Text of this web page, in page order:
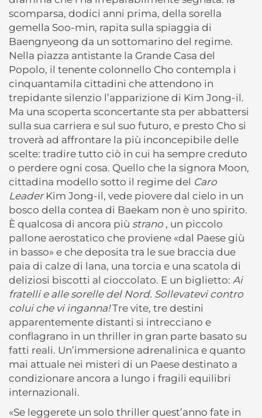
scomparsa, dodici anni prima, della sorella
gemella Soo-min, rapita sulla spiaggia di
Baengnyeong da un sottomarino del regime.
Nella piazza antistante la Grande Casa del
Popolo, il tenente colonnello Cho contempla i
cinquantamila cittadini che attendono in
trepidante silenzio l’apparizione di Kim Jong-il.
Ma una scoperta sconcertante sta per abbattersi
sulla sua carriera e sul suo futuro, e presto Cho si
troverà ad affrontare la più inconcepibile delle
scelte: tradire tutto ciò in cui ha sempre creduto
o perdere ogni cosa. Quello che la signora Moon,
cittadina modello sotto il regime del Caro
LeaderKim Jong-il, vede piovere dal cielo in un
bosco della contea di Baekam non è uno spirito.
È qualcosa di ancora più strano , un piccolo
pallone aerostatico che proviene «dal Paese giù
in basso» e che deposita tra le sue braccia due
paia di calze di lana, una torcia e una scatola di
deliziosi biscotti al cioccolato. E un biglietto: Ai
fratelli e alle sorelle del Nord. Sollevatevi contro
colui che vi inganna!Tre vite, tre destini
apparentemente distanti si intrecciano e
conflagrano in un thriller in gran parte basato su
fatti reali. Un’immersione adrenalinica e quanto
mai attuale nei misteri di un Paese destinato a
condizionare ancora a lungo i fragili equilibri
internazionali.
«Se leggerete un solo thriller quest’anno fate in